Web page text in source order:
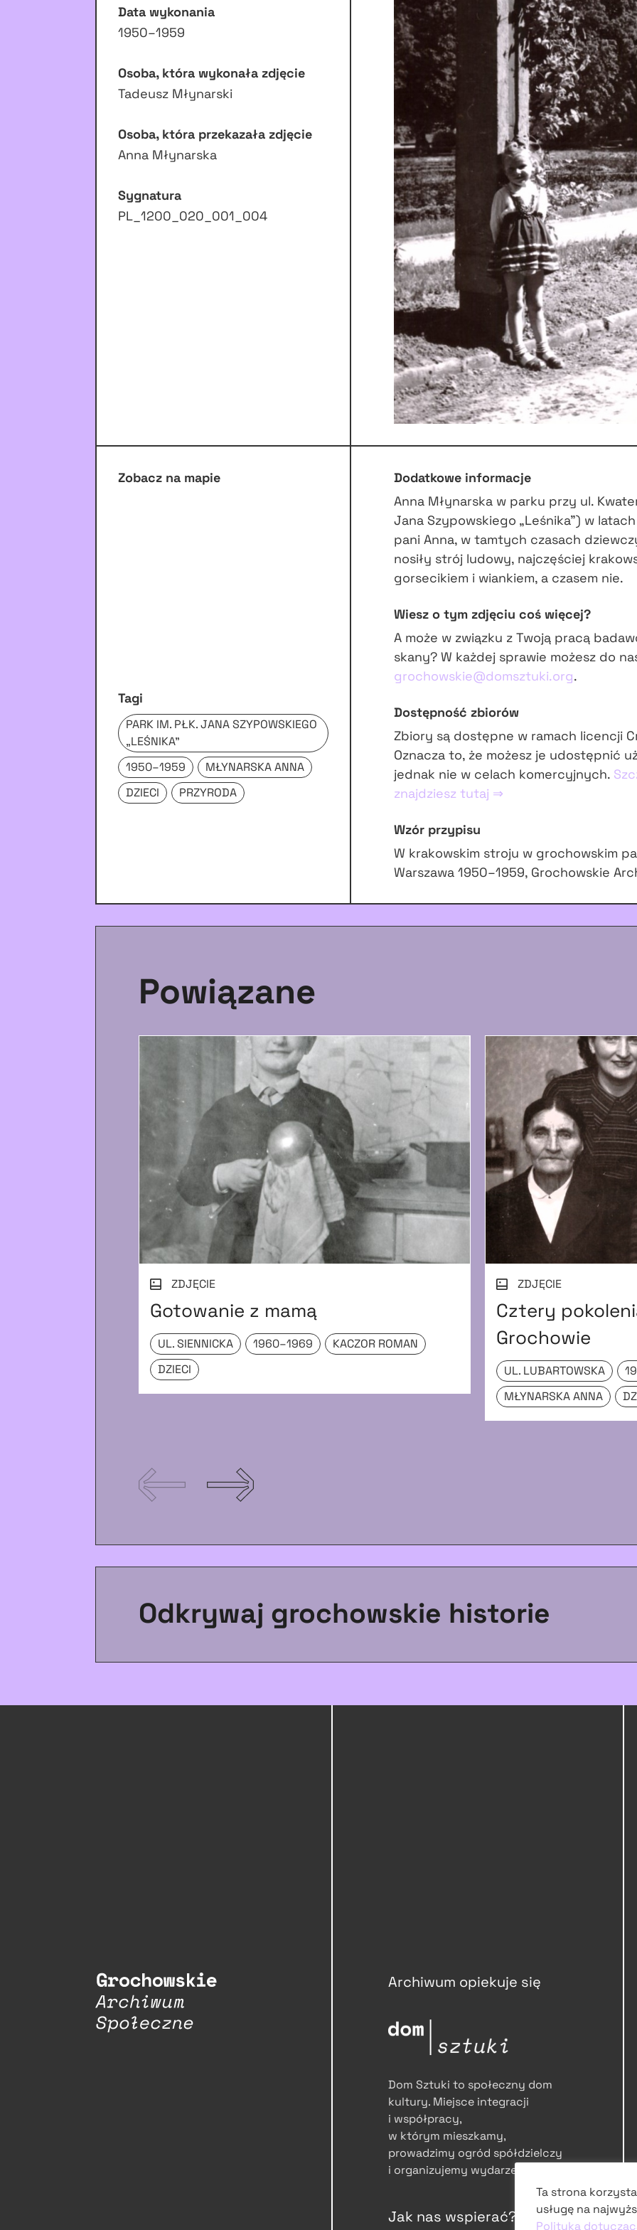
Data wykonania
1950–1959
Osoba, która wykonała zdjęcie
Tadeusz Młynarski
Osoba, która przekazała zdjęcie
Anna Młynarska
Sygnatura
PL_1200_020_001_004
Zobacz na mapie
Tagi
PARK IM. PŁK. JANA SZYPOWSKIEGO
„LEŚNIKA”
1950–1959
MŁYNARSKA ANNA
DZIECI
PRZYRODA
Dodatkowe informacje
Anna Młynarska w parku przy ul.
Jana Szypowskiego „Leśnika”) w
pani Anna, w tamtych czasach
nosiły strój ludowy, najczęściej
gorsecikiem i wiankiem, a czasem nie.
Wiesz o tym zdjęciu coś więcej?
A może w związku z Twoją pracą
skany? W każdej sprawie możesz do
grochowskie@domsztuki.org.
Dostępność zbiorów
Zbiory są dostępne w ramach licencji
Oznacza to, że możesz je udostępnić
jednak nie w celach komercyjnych.
znajdziesz tutaj ⇒
Wzór przypisu
W krakowskim stroju w grochowskim
Warszawa 1950–1959, Grochowskie
Powiązane
ZDJĘCIE
Gotowanie z mamą
UL. SIENNICKA 1960–1969
KACZOR ROMAN
DZIECI
ZDJĘCIE
Cztery
Grochowie
UL. LUBARTOWSKA
MŁYNARSKA ANNA
Odkrywaj grochowskie historie
Archiwum opiekuje się
Dom Sztuki to społeczny dom
kultury. Miejsce integracji
i współpracy,
w którym mieszkamy,
prowadzimy ogród spółdzielczy
i organizujemy wydarzenia.
Jak nas wspierać?
Ta strona
usługę na
Polityką